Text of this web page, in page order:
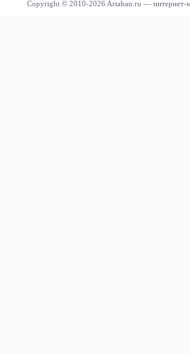
Copyright © 2010-2026 Artaban.ru — интернет-